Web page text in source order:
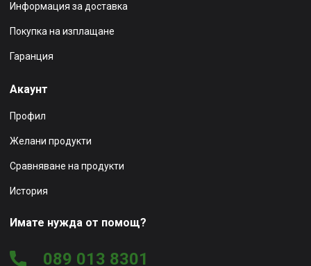
Информация за доставка
Покупка на изплащане
Гаранция
Акаунт
Профил
Желани продукти
Сравняване на продукти
История
Имате нужда от помощ?
089 013 8301